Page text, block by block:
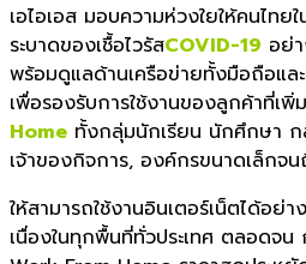
เอไอเอส มอบความห่วงใยให้คนไท
ระบาดของเชื้อไวรัสCOVID-19 อย่
พร้อมดูแลด้านเครือข่ายทั้งมือถือแล
เพื่อรองรับการใช้งานของลูกค้าที่เพิ่
Home ทั้งกลุ่มนักเรียน นักศึกษา
เจ้าของกิจการ, องค์กรขนาดเล็กจ
ให้สามารถใช้งานอินเตอร์เน็ตได้อย่
เนื่องในทุกพื้นที่ทั่วประเทศ ตลอดจน